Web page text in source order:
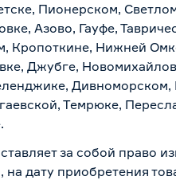
Пионерском,
Азово, Гауфе,
Кропоткине, Нижней
Джубге,
Темрюке,
за собой право
дату приобретения